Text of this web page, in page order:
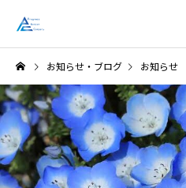
お知らせ・ブログ お知らせ